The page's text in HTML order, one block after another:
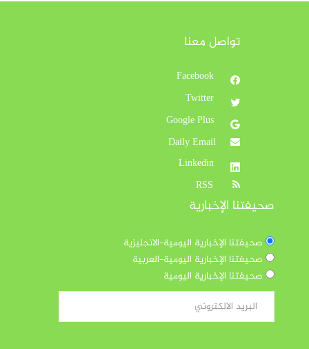
تواصل معنا
Daily Email
صحيفتنا الإخبارية
صحيفتنا الإخبارية اليومية-الانجليزية
صحيفتنا الإخبارية اليومية-العربية
صحيفتنا الإخبارية اليومية